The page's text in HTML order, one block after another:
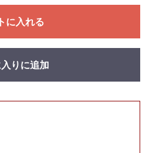
に入れる
りに追加